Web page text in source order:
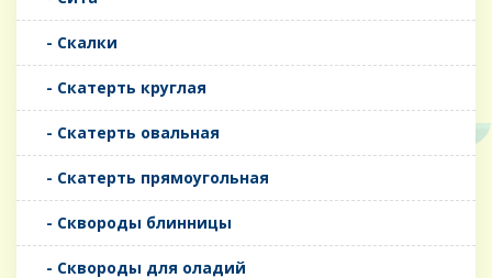
- Скалки
- Скатерть круглая
- Скатерть овальная
- Скатерть прямоугольная
- Сквороды блинницы
- Сквороды для оладий